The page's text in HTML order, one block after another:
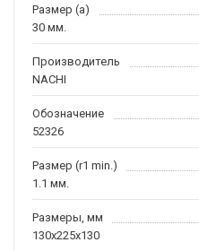
Размер (a)
30 мм.
Производитель
NACHI
Обозначение
52326
Размер (r1 min.)
1.1 мм.
Размеры, мм
130x225x130